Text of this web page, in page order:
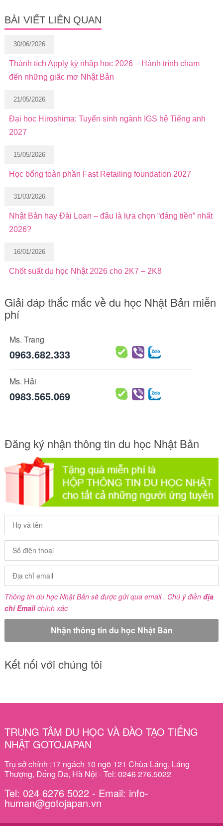
BÀI VIẾT LIÊN QUAN
30/06/2026
Thành tích Apply kỳ nhập học 2026 – Hành trình chạm
đến những giấc mơ Nhật Bản
21/05/2026
Đại học Hiroshima: Tuyển sinh ngành IGS hệ Tiếng anh
2027
15/05/2026
Học bổng toàn phần Fast Retailing foundation 2027
31/03/2026
Nhật Bản hay Đài Loan – đâu là lựa chọn “đáng tiền” nhất
2026?
16/01/2026
Chốt suất du học Nhật 2026 cho 2K7 – 2K8
Giải đáp thắc mắc về du học Nhật Bản miễn
phí
Ms. Trang
0963.682.333
Ms. Hải
0983.565.069
Đăng ký nhận thông tin du học Nhật Bản
Thông tin du học Nhật Bản sẽ được gửi qua email . Chú ý điền địa
chỉ Emailchính xác
Kết nối với chúng tôi
TRUNG TÂM DU HỌC VÀ ĐÀO TẠO TIẾNG
NHẬT GOTOJAPAN
Trụ sở chính :17 ngách 10 ngõ 121 Chùa Láng, Láng
Thượng, Đống Đa, Hà Nội - Tel: 0246 276.5022
Tel: 024 6276 5022 - Email: info-
human@gotojapan.vn